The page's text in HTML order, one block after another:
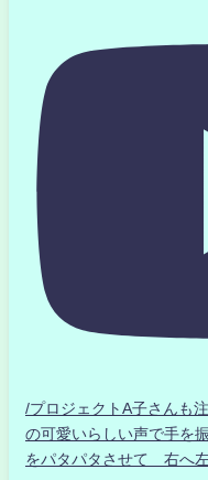
/プロジェクトA子さん
の可愛いらしい声で手を
をパタパタさせて 右へ